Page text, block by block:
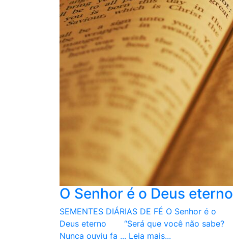
O Senhor é o Deus eterno
SEMENTES DIÁRIAS DE FÉ O Senhor é o
Deus eterno “Será que você não sabe?
Nunca ouviu fa ... Leia mais...